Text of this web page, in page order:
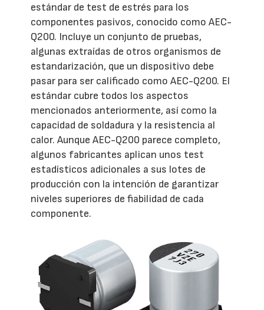
estándar de test de estrés para los
componentes pasivos, conocido como AEC-
Q200. Incluye un conjunto de pruebas,
algunas extraídas de otros organismos de
estandarización, que un dispositivo debe
pasar para ser calificado como AEC-Q200. El
estándar cubre todos los aspectos
mencionados anteriormente, así como la
capacidad de soldadura y la resistencia al
calor. Aunque AEC-Q200 parece completo,
algunos fabricantes aplican unos test
estadísticos adicionales a sus lotes de
producción con la intención de garantizar
niveles superiores de fiabilidad de cada
componente.